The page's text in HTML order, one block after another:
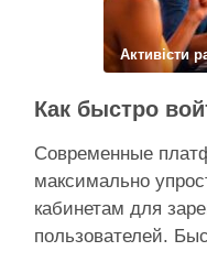
Поділитися у
Активісти
Как быстро
Современные
максимально
кабинетам для
пользователей.